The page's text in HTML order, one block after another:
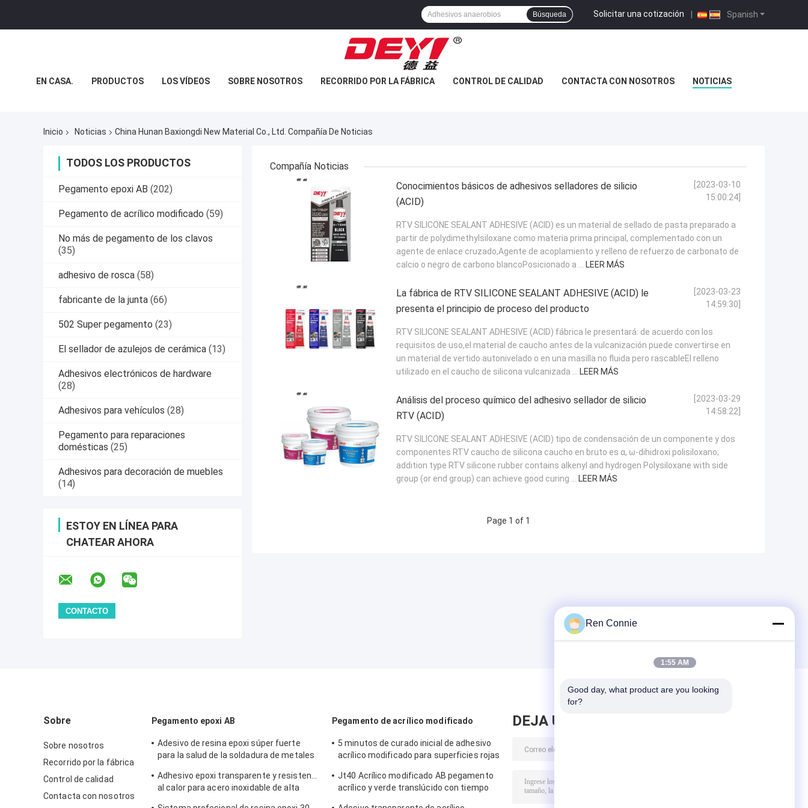
Spanish
Solicitar una cotización |
Búsqueda
EN CASA. PRODUCTOS LOS VÍDEOS SOBRE NOSOTROS RECORRIDO POR LA FÁBRICA CONTROL DE CALIDAD CONTACTA CON NOSOTROS NOTICIAS
Inicio Noticias China Hunan Baxiongdi New Material Co., Ltd. Compañía De Noticias
TODOS LOS PRODUCTOS
Pegamento epoxi AB (202)
Pegamento de acrílico modificado (59)
No más de pegamento de los clavos
(35)
adhesivo de rosca (58)
fabricante de la junta (66)
502 Super pegamento (23)
El sellador de azulejos de cerámica (13)
Adhesivos electrónicos de hardware
(28)
Adhesivos para vehículos (28)
Pegamento para reparaciones
domésticas (25)
Adhesivos para decoración de muebles
(14)
ESTOY EN LÍNEA PARA
CHATEAR AHORA
Compañía Noticias
Conocimientos básicos de adhesivos selladores de silicio
(ACID)
[2023-03-10
15:00:24]
RTV SILICONE SEALANT ADHESIVE (ACID) es un material de sellado de pasta preparado a
partir de polydimethylsiloxane como materia prima principal, complementado con un
agente de enlace cruzado,Agente de acoplamiento y relleno de refuerzo de carbonato de
calcio o negro de carbono blancoPosicionado a ... LEER MÁS
La fábrica de RTV SILICONE SEALANT ADHESIVE (ACID) le
presenta el principio de proceso del producto
[2023-03-23
14:59:30]
RTV SILICONE SEALANT ADHESIVE (ACID) fábrica le presentará: de acuerdo con los
requisitos de uso,el material de caucho antes de la vulcanización puede convertirse en
un material de vertido autonivelado o en una masilla no fluida pero rascableEl relleno
utilizado en el caucho de silicona vulcanizada ... LEER MÁS
Análisis del proceso químico del adhesivo sellador de silicio
RTV (ACID)
[2023-03-29
14:58:22]
RTV SILICONE SEALANT ADHESIVE (ACID) tipo de condensación de un componente y dos
componentes RTV caucho de silicona caucho en bruto es α, ω-dihidroxi polisiloxano;
addition type RTV silicone rubber contains alkenyl and hydrogen Polysiloxane with side
group (or end group) can achieve good curing ... LEER MÁS
Page 1 of 1
Sobre
Sobre nosotros
Recorrido por la fábrica
Control de calidad
Contacta con nosotros
Pegamento epoxi AB
Adesivo de resina epoxi súper fuerte
para la salud de la soldadura de metales
Adhesivo epoxi transparente y resistente
al calor para acero inoxidable de alta
Pegamento de acrílico modificado
5 minutos de curado inicial de adhesivo
acrílico modificado para superficies rojas
Jt40 Acrílico modificado AB pegamento
acrílico y verde translúcido con tiempo
DEJA UN MENSAJE
Ren Connie
1:55 AM
Good day, what product are you looking
for?